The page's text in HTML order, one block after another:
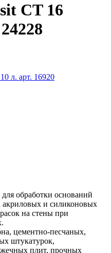
CT 16
для обработки оснований
акриловых и силиконовых
на стены при
цементно-песчаных,
штукатурок,
плит, прочных